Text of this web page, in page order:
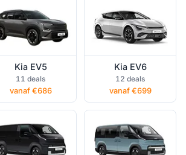
Kia EV5
11 deals
vanaf €686
Kia EV6
12 deals
vanaf €699
Kia PV5 Cargo
operational lease
Kia PV5 Passenger
operational lease